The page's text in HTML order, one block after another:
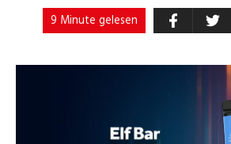
9 Minute gelesen